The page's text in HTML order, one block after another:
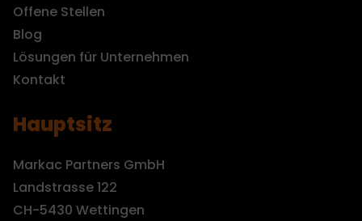
Offene Stellen
Blog
Lösungen für Unternehmen
Kontakt
Hauptsitz
Markac Partners GmbH
Landstrasse 122
CH-5430 Wettingen